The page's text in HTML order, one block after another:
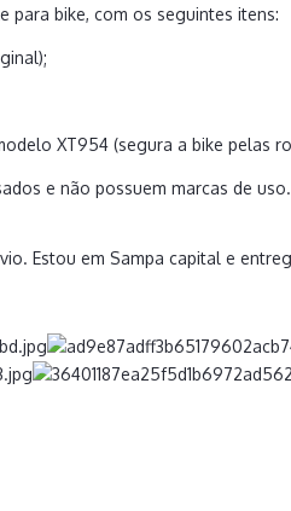
para bike, com os seguintes itens:
XT954 (segura a bike pelas
e não possuem marcas de
Estou em Sampa capital e